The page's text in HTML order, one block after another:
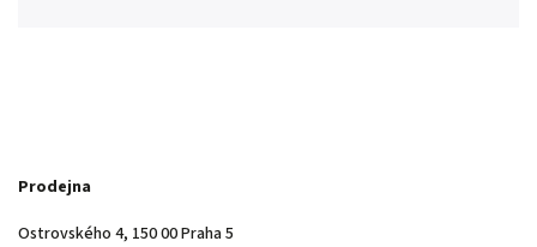
Prodejna
Ostrovského 4, 150 00 Praha 5